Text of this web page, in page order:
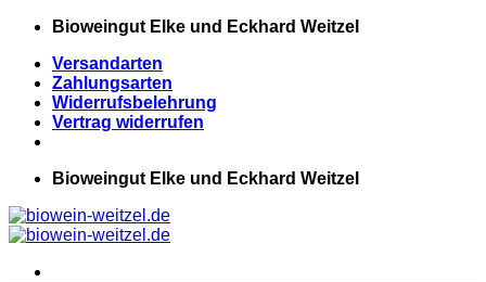
Zum
springen
Bioweingut Elke und Eckhard Weitzel
Versandarten
Zahlungsarten
Widerrufsbelehrung
Vertrag widerrufen
Bioweingut Elke und Eckhard Weitzel